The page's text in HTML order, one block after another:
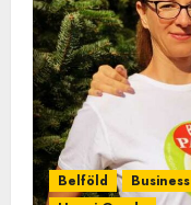
Belföld Business